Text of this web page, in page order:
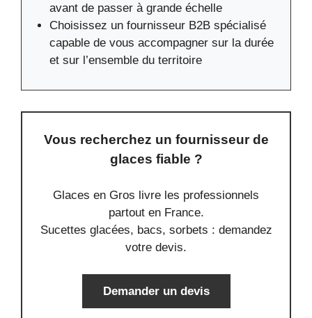
avant de passer à grande échelle
Choisissez un fournisseur B2B spécialisé
capable de vous accompagner sur la durée
et sur l’ensemble du territoire
Vous recherchez un fournisseur de
glaces fiable ?
Glaces en Gros livre les professionnels
partout en France.
Sucettes glacées, bacs, sorbets : demandez
votre devis.
Demander un devis